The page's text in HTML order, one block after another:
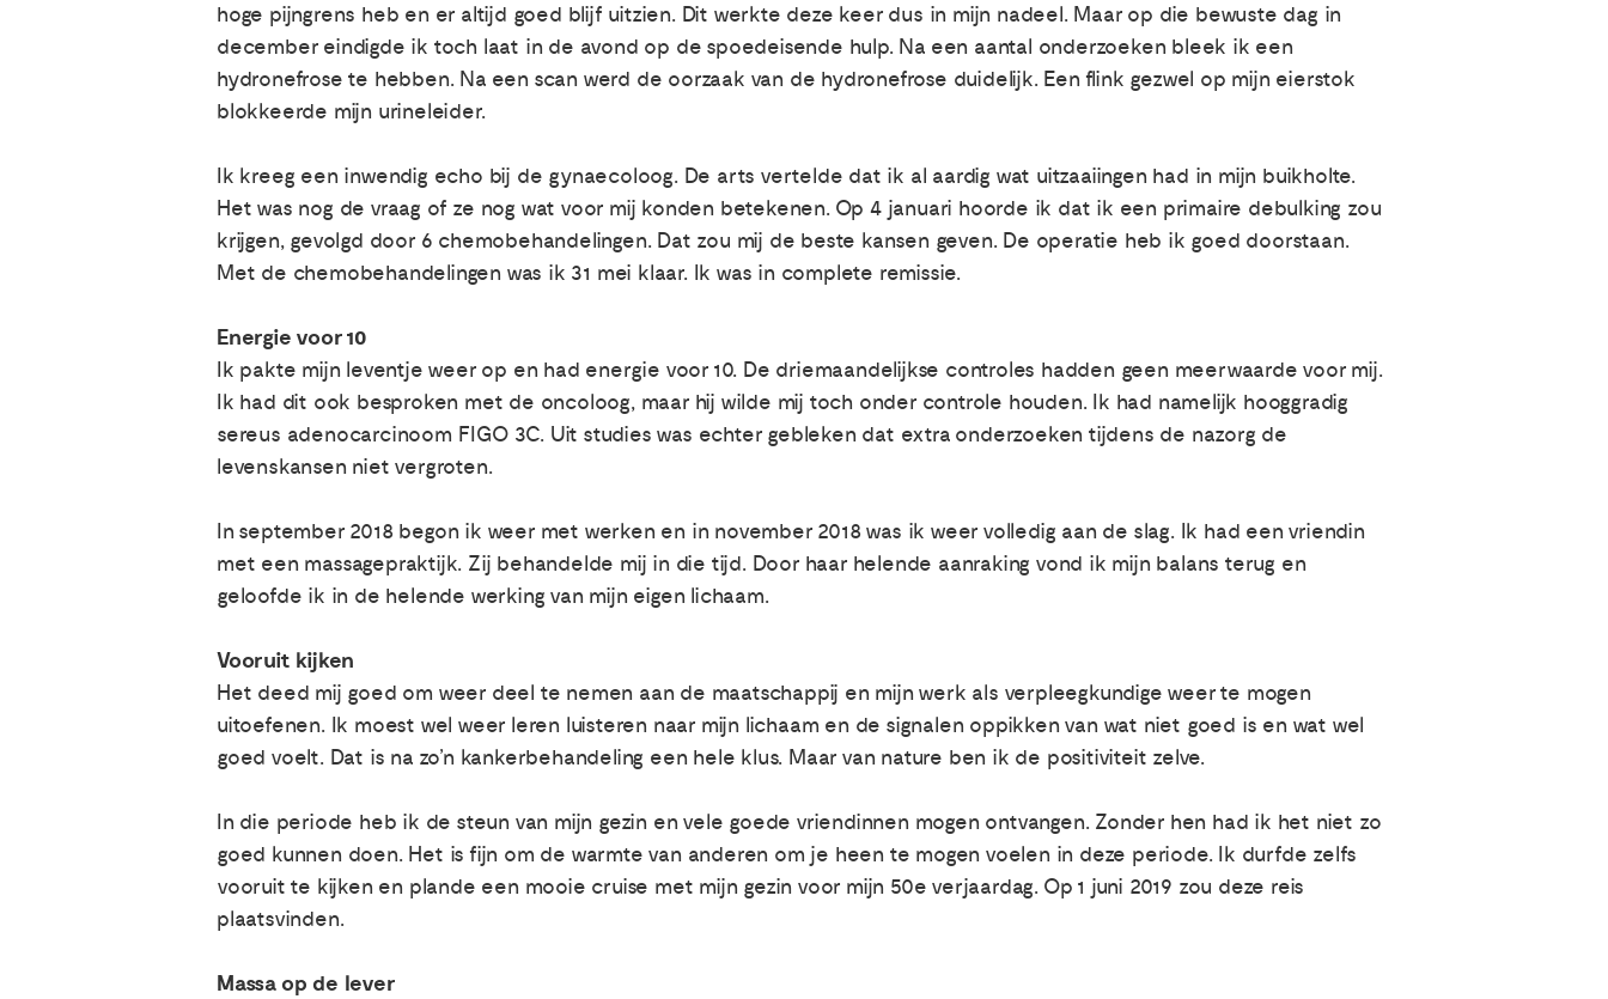
hoge pijngrens heb en er altijd goed blijf uitzien. Dit werkte deze keer dus in mijn nadeel. Maar op die bewuste dag in
december eindigde ik toch laat in de avond op de spoedeisende hulp. Na een aantal onderzoeken bleek ik een
hydronefrose te hebben. Na een scan werd de oorzaak van de hydronefrose duidelijk. Een flink gezwel op mijn eierstok
blokkeerde mijn urineleider.
Ik kreeg een inwendig echo bij de gynaecoloog. De arts vertelde dat ik al aardig wat uitzaaiingen had in mijn buikholte.
Het was nog de vraag of ze nog wat voor mij konden betekenen. Op 4 januari hoorde ik dat ik een primaire debulking zou
krijgen, gevolgd door 6 chemobehandelingen. Dat zou mij de beste kansen geven. De operatie heb ik goed doorstaan.
Met de chemobehandelingen was ik 31 mei klaar. Ik was in complete remissie.
Energie voor 10
Ik pakte mijn leventje weer op en had energie voor 10. De driemaandelijkse controles hadden geen meerwaarde voor mij.
Ik had dit ook besproken met de oncoloog, maar hij wilde mij toch onder controle houden. Ik had namelijk hooggradig
sereus adenocarcinoom FIGO 3C. Uit studies was echter gebleken dat extra onderzoeken tijdens de nazorg de
levenskansen niet vergroten.
In september 2018 begon ik weer met werken en in november 2018 was ik weer volledig aan de slag. Ik had een vriendin
met een massagepraktijk. Zij behandelde mij in die tijd. Door haar helende aanraking vond ik mijn balans terug en
geloofde ik in de helende werking van mijn eigen lichaam.
Vooruit kijken
Het deed mij goed om weer deel te nemen aan de maatschappij en mijn werk als verpleegkundige weer te mogen
uitoefenen. Ik moest wel weer leren luisteren naar mijn lichaam en de signalen oppikken van wat niet goed is en wat wel
goed voelt. Dat is na zo’n kankerbehandeling een hele klus. Maar van nature ben ik de positiviteit zelve.
In die periode heb ik de steun van mijn gezin en vele goede vriendinnen mogen ontvangen. Zonder hen had ik het niet zo
goed kunnen doen. Het is fijn om de warmte van anderen om je heen te mogen voelen in deze periode. Ik durfde zelfs
vooruit te kijken en plande een mooie cruise met mijn gezin voor mijn 50e verjaardag. Op 1 juni 2019 zou deze reis
plaatsvinden.
Massa op de lever